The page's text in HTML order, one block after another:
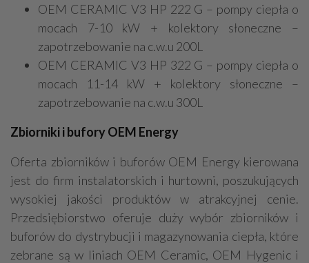
OEM CERAMIC V3 HP 222 G – pompy ciepła o
mocach 7-10 kW + kolektory słoneczne –
zapotrzebowanie na c.w.u 200L
OEM CERAMIC V3 HP 322 G – pompy ciepła o
mocach 11-14 kW + kolektory słoneczne –
zapotrzebowanie na c.w.u 300L
Zbiorniki i bufory OEM Energy
Oferta zbiorników i buforów OEM Energy kierowana
jest do firm instalatorskich i hurtowni, poszukujących
wysokiej jakości produktów w atrakcyjnej cenie.
Przedsiębiorstwo oferuje duży wybór zbiorników i
buforów do dystrybucji i magazynowania ciepła, które
zebrane są w liniach OEM Ceramic, OEM Hygenic i